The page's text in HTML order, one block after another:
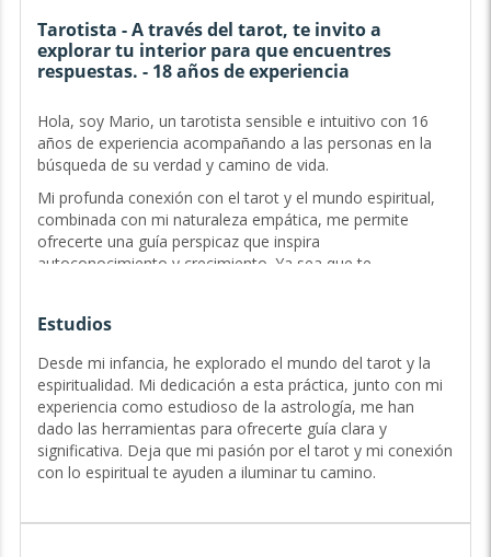
Tarotista - A través del tarot, te invito a
explorar tu interior para que encuentres
respuestas. - 18 años de experiencia
Hola, soy Mario, un tarotista sensible e intuitivo con 16
años de experiencia acompañando a las personas en la
búsqueda de su verdad y camino de vida.
Mi profunda conexión con el tarot y el mundo espiritual,
combinada con mi naturaleza empática, me permite
ofrecerte una guía perspicaz que inspira
autoconocimiento y crecimiento. Ya sea que te
caminar contigo en cada paso de tu viaje. Conmigo, no
descubrirás un espacio sagrado para explorar tu sabiduría
interior.
Mi propia exploración del tarot y la espiritualidad me han
llevado a entender los misterios de la vida, y ahora
comparto contigo esta guía para que también encuentres
A través de la sabiduría de los arcanos, y mi experiencia
Estudios
Desde mi infancia, he explorado el mundo del tarot y la
espiritualidad. Mi dedicación a esta práctica, junto con mi
experiencia como estudioso de la astrología, me han
dado las herramientas para ofrecerte guía clara y
significativa. Deja que mi pasión por el tarot y mi conexión
con lo espiritual te ayuden a iluminar tu camino.